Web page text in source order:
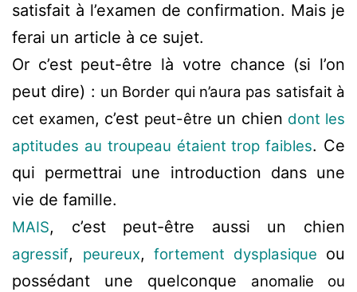
satisfait à l’examen de confirmation. Mais je
ferai un article à ce sujet.
Or c’est peut-être là votre chance (si l’on
peut dire) : un Border qui n’aura pas satisfait à
cet examen, c’est peut-être un chien dont les
aptitudes au troupeau étaient trop faibles. Ce
qui permettrai une introduction dans une
vie de famille.
MAIS, c’est peut-être aussi un chien
agressif, peureux, fortement dysplasique ou
possédant une quelconque anomalie ou